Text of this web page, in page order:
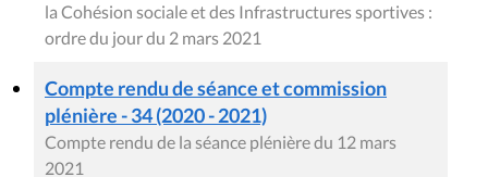
la Cohésion sociale et des Infrastructures sportives :
ordre du jour du 2 mars 2021
Compte rendu de séance et commission
plénière - 34 (2020 - 2021)
Compte rendu de la séance plénière du 12 mars
2021